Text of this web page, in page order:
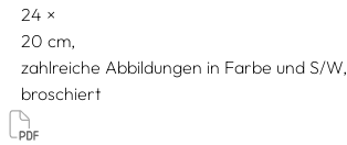
24
20
zahlreiche Abbildungen in Farbe und S/W
broschiert